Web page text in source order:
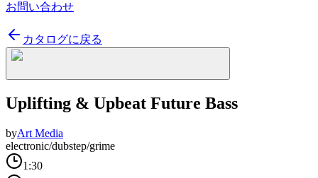
お問い合わせ
カタログに戻る
Uplifting & Upbeat Future Bass
byArt Media
electronic/dubstep/grime
1:30